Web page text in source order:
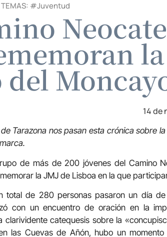
TEMAS: #Juventud
la
14 de
Tarazona nos pasan esta crónica sobre
de más de 200 jóvenes del Camino
la JMJ de Lisboa en la que
total de 280 personas pasaron un día
con un encuentro de oración en la
catequesis sobre la
las Cuevas de Añón, hubo un